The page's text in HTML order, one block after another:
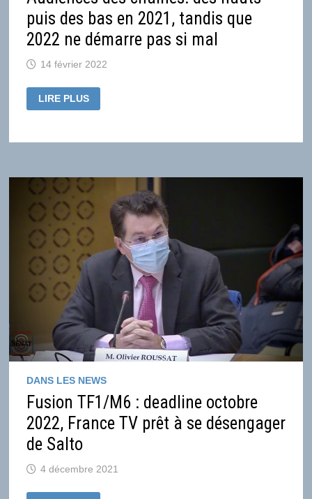
puis des bas en 2021, tandis que
2022 ne démarre pas si mal
14 février 2022
AUDIENCES
DES
PUIS
2021,
TANDIS
QUE
2022
NE
DÉMARRE
PAS
SI
MAL
LIRE PLUS
DANS LES NEWS
Fusion TF1/M6 : deadline octobre
2022, France TV prêt à se désengager
de Salto
4 décembre 2021